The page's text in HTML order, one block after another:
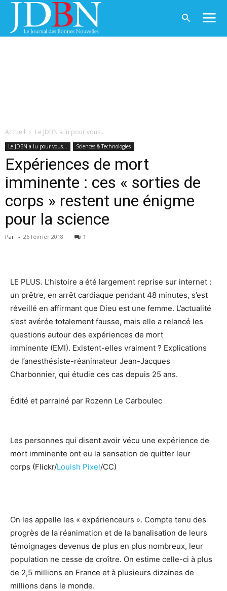
Accueil Le JDBN a lu pour vous...
Le JDBN a lu pour vous... Sciences & Technologies
Expériences de mort
imminente : ces « sorties de
corps » restent une énigme
pour la science
Par - 26 février 2018 1
LE PLUS. L’histoire a été largement reprise sur internet :
un prêtre, en arrêt cardiaque pendant 48 minutes, s’est
réveillé en affirmant que Dieu est une femme. L’actualité
s’est avérée totalement fausse, mais elle a relancé les
questions autour des expériences de mort
imminente (EMI). Existent-elles vraiment ? Explications
de l’anesthésiste-réanimateur Jean-Jacques
Charbonnier, qui étudie ces cas depuis 25 ans.
Édité et parrainé par Rozenn Le Carboulec
Les personnes qui disent avoir vécu une expérience de
mort imminente ont eu la sensation de quitter leur
corps (Flickr/Louish Pixel/CC)
On les appelle les « expérienceurs ». Compte tenu des
progrès de la réanimation et de la banalisation de leurs
témoignages devenus de plus en plus nombreux, leur
population ne cesse de croître. On estime celle-ci à plus
de 2,5 millions en France et à plusieurs dizaines de
millions dans le monde.